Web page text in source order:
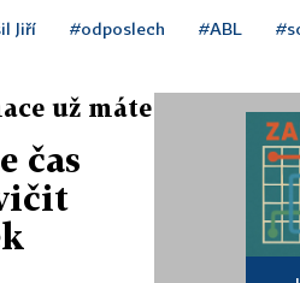
Jiří #odposlech #ABL
už máte
čas